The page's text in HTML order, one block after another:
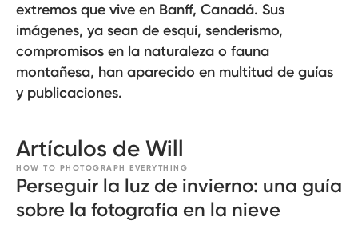
extremos que vive en Banff, Canadá. Sus
imágenes, ya sean de esquí, senderismo,
compromisos en la naturaleza o fauna
montañesa, han aparecido en multitud de guías
y publicaciones.
Artículos de Will
HOW TO PHOTOGRAPH EVERYTHING
Perseguir la luz de invierno: una guía
sobre la fotografía en la nieve